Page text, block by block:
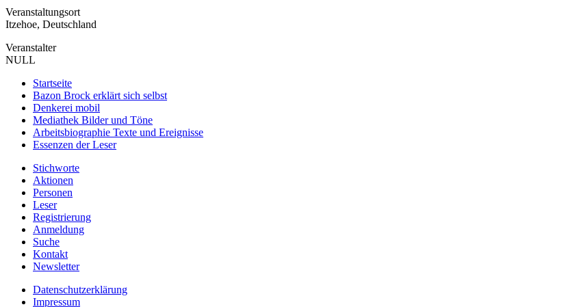
Veranstaltungsort
Itzehoe, Deutschland
Veranstalter
NULL
Startseite
Bazon Brock erklärt sich selbst
Denkerei mobil
Mediathek Bilder und Töne
Arbeitsbiographie Texte und Ereignisse
Essenzen der Leser
Stichworte
Aktionen
Personen
Leser
Registrierung
Anmeldung
Suche
Kontakt
Newsletter
Datenschutzerklärung
Impressum